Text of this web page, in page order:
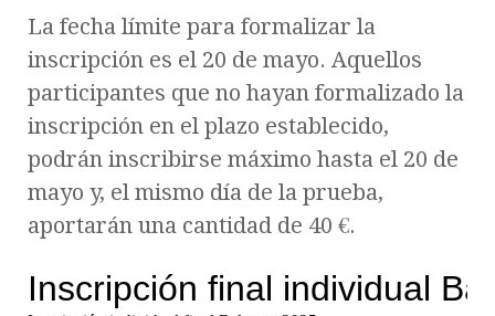
La fecha límite para formalizar la
inscripción es el 20 de mayo. Aquellos
participantes que no hayan formalizado la
inscripción en el plazo establecido,
podrán inscribirse máximo hasta el 20 de
mayo y, el mismo día de la prueba,
aportarán una cantidad de 40 €.